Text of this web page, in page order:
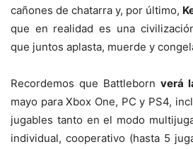
cañones de chatarra y, por último,
que en realidad es una
que juntos aplasta, muerde y
Recordemos que Battleborn verá
mayo para Xbox One, PC y PS4,
jugables tanto en el modo
individual, cooperativo (hasta 5